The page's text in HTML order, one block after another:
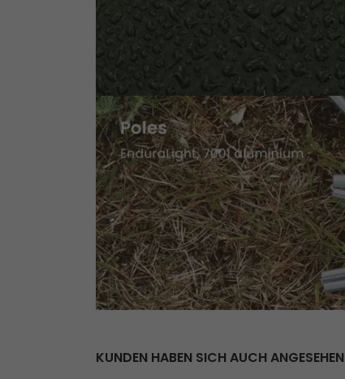
KUNDEN HABEN SICH AUCH ANGESEHEN